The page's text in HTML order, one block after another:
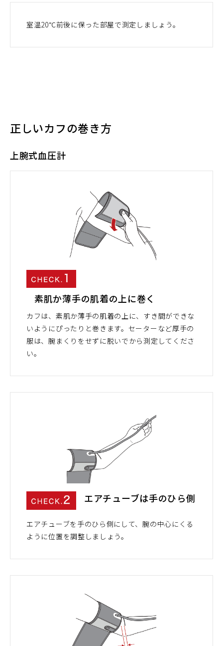
室温20℃前後に保った部屋で測定しましょう。
正しいカフの巻き方
上腕式血圧計
素肌か薄手の肌着の上に巻く
カフは、素肌か薄手の肌着の上に、すき間ができな
いようにぴったりと巻きます。セーターなど厚手の
服は、腕まくりをせずに脱いでから測定してくださ
い。
エアチューブは手のひら側
エアチューブを手のひら側にして、腕の中心にくる
ように位置を調整しましょう。